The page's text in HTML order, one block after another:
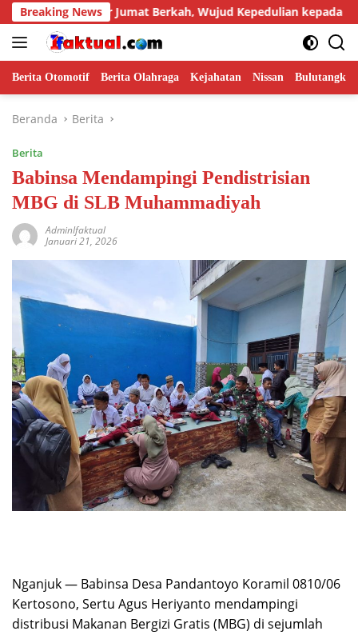
Langsung
ke
konten
Breaking News
Gelar Jumat Berkah, Wujud Kepedulian kepada Masyarakat
Berita Otomotif Berita Olahraga Kejahatan Nissan Bulutangkis
Beranda Berita
Berita
Babinsa Mendampingi Pendistrisian
MBG di SLB Muhammadiyah
AdminIfaktual
Januari 21, 2026
Nganjuk — Babinsa Desa Pandantoyo Koramil 0810/06
Kertosono, Sertu Agus Heriyanto mendampingi
distribusi Makanan Bergizi Gratis (MBG) di sejumlah